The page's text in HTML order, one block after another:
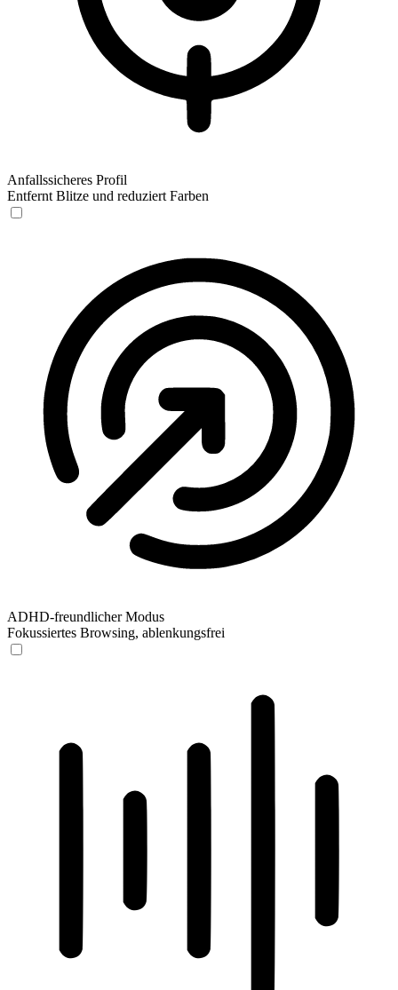
Anfallssicheres Profil
Entfernt Blitze und reduziert Farben
ADHD-freundlicher Modus
Fokussiertes Browsing, ablenkungsfrei